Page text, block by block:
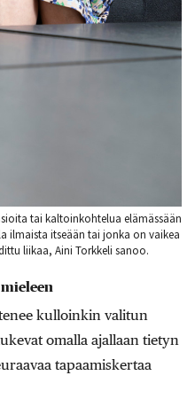
tai kaltoinkohtelua elämässään
ilmaista itseään tai jonka on vaikea
liikaa, Aini Torkkeli sanoo.
kulloinkin valitun
omalla ajallaan tietyn
tapaamiskertaa